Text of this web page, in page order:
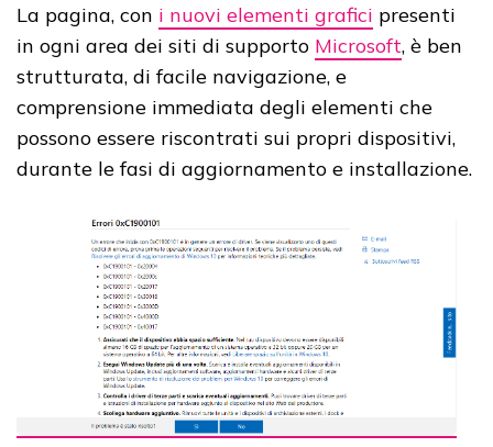
La pagina, con i nuovi elementi grafici presenti
in ogni area dei siti di supporto Microsoft, è ben
strutturata, di facile navigazione, e
comprensione immediata degli elementi che
possono essere riscontrati sui propri dispositivi,
durante le fasi di aggiornamento e installazione.